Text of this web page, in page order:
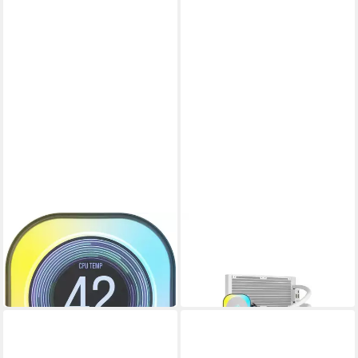
CORSAIR
CPU Kühler iCUE LINK LCD
Module
269,68 €
in 5-6 Werktagen bei dir
in 3-4 Werktagen bei dir